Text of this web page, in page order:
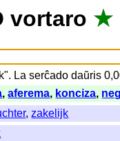
vortaro ★
La serĉado daŭris
,aferema, konciza,
,zakelijk